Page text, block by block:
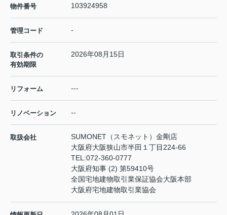
物件番号 103924958
管理コード -
取引条件の
有効期限
2026年08月15日
リフォーム ---
リノベーション --
取扱会社
SUMONET（スモネット）金剛店
大阪府大阪狭山市半田１丁目224-66
TEL:072-360-0777
大阪府知事 (2) 第59410号
全国宅地建物取引業保証協会大阪本部
大阪府宅地建物取引業協会